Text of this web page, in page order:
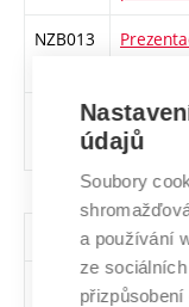
NZB013
NZB014
firemní
Všechny skupiny
Počet předm.
údajů
Soubory
a používání
ze